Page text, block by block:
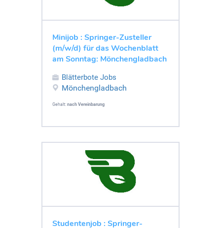
Minijob : Springer-Zusteller
(m/w/d) für das Wochenblatt
am Sonntag: Mönchengladbach
Blätterbote Jobs
Mönchengladbach
Gehalt: nach Vereinbarung
Studentenjob : Springer-